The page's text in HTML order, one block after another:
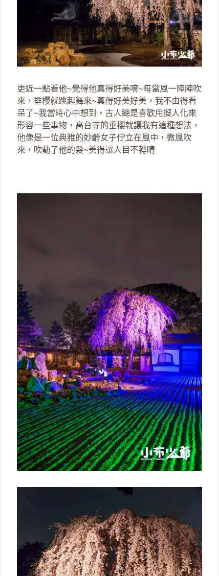
更近一點看他~覺得他真得好美唷~每當風一陣陣吹
來，垂櫻就跳起舞來~真得好美好美，我不由得看
呆了~我當時心中想到，古人總是喜歡用擬人化來
形容一些事物，高台寺的垂櫻就讓我有這種想法，
他像是一位典雅的妙齡女子佇立在風中，微風吹
來，吹動了他的髮~美得讓人目不轉睛